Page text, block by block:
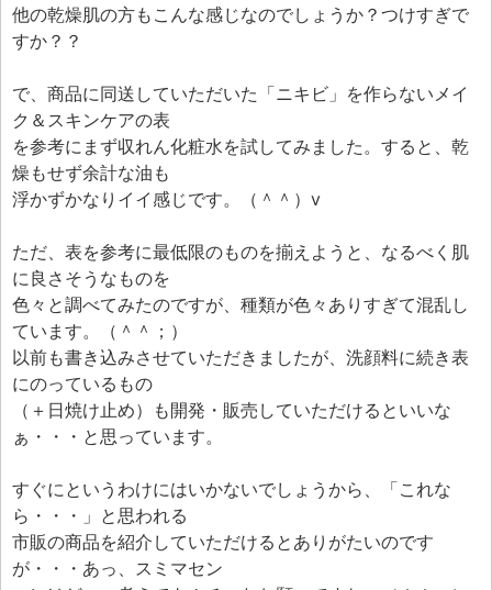
他の乾燥肌の方もこんな感じなのでしょうか？つけすぎで
すか？？
で、商品に同送していただいた「ニキビ」を作らないメイ
ク＆スキンケアの表
を参考にまず収れん化粧水を試してみました。すると、乾
燥もせず余計な油も
浮かずかなりイイ感じです。（＾＾）v
ただ、表を参考に最低限のものを揃えようと、なるべく肌
に良さそうなものを
色々と調べてみたのですが、種類が色々ありすぎて混乱し
ています。（＾＾；）
以前も書き込みさせていただきましたが、洗顔料に続き表
にのっているもの
（＋日焼け止め）も開発・販売していただけるといいな
ぁ・・・と思っています。
すぐにというわけにはいかないでしょうから、「これな
ら・・・」と思われる
市販の商品を紹介していただけるとありがたいのです
が・・・あっ、スミマセン